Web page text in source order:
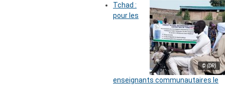
© (DR)
Tchad :
pour les
enseignants communautaires le